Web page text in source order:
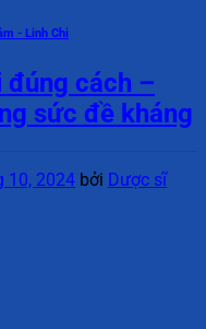
- Linh Chi
đúng cách –
sức đề kháng
10, 2024 bởi Dược sĩ